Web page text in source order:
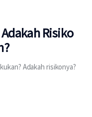
Risiko
Adakah risikonya?